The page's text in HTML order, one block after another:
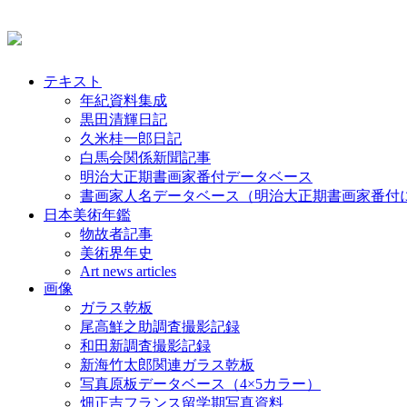
テキスト
年紀資料集成
黒田清輝日記
久米桂一郎日記
白馬会関係新聞記事
明治大正期書画家番付データベース
書画家人名データベース（明治大正期書画家番付
日本美術年鑑
物故者記事
美術界年史
Art news articles
画像
ガラス乾板
尾高鮮之助調査撮影記録
和田新調査撮影記録
新海竹太郎関連ガラス乾板
写真原板データベース（4×5カラー）
畑正吉フランス留学期写真資料